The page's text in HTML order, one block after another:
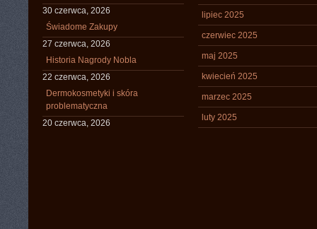
30 czerwca, 2026
Świadome Zakupy
27 czerwca, 2026
Historia Nagrody Nobla
22 czerwca, 2026
Dermokosmetyki i skóra
problematyczna
20 czerwca, 2026
lipiec 2025
czerwiec 2025
maj 2025
kwiecień 2025
marzec 2025
luty 2025